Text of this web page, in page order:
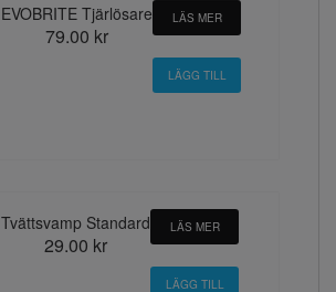
EVOBRITE Tjärlösare
79.00 kr
LÄS MER
Tvättsvamp Standard
29.00 kr
LÄS MER